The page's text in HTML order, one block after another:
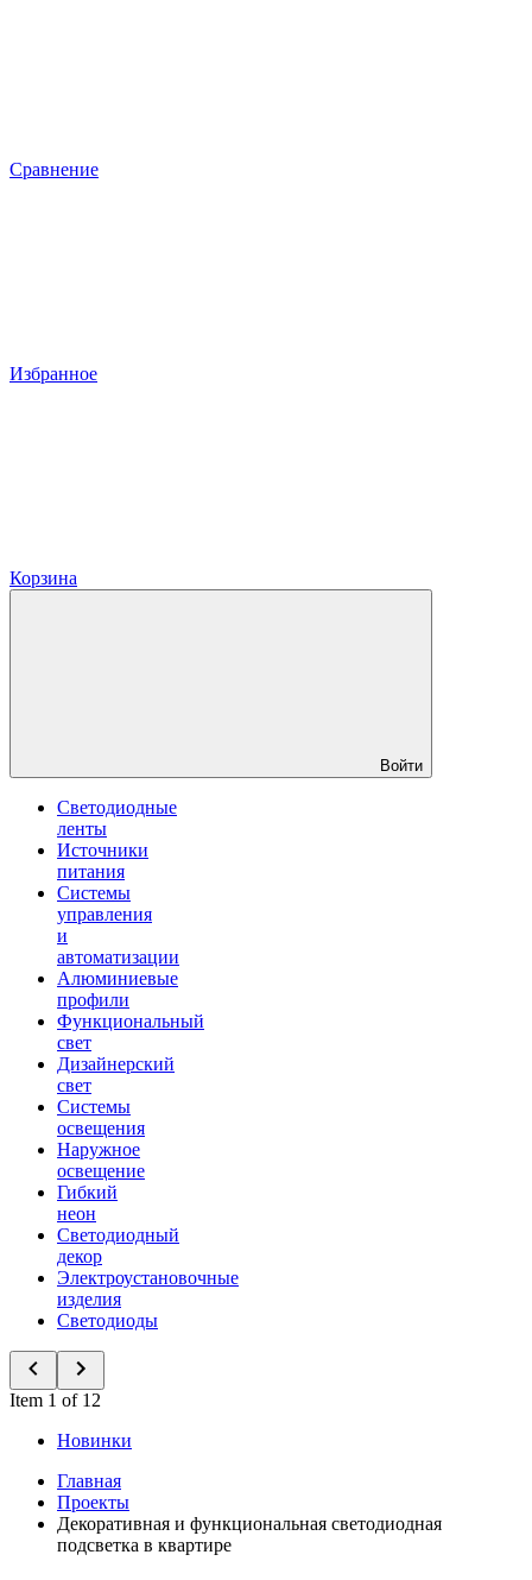
Сравнение
Избранное
Корзина
Войти
Светодиодные
ленты
Источники
питания
Системы
управления
и
автоматизации
Алюминиевые
профили
Функциональный
свет
Дизайнерский
свет
Системы
освещения
Наружное
освещение
Гибкий
неон
Светодиодный
декор
Электроустановочные
изделия
Светодиоды
Item 1 of 12
Новинки
Главная
Проекты
Декоративная и функциональная светодиодная
подсветка в квартире